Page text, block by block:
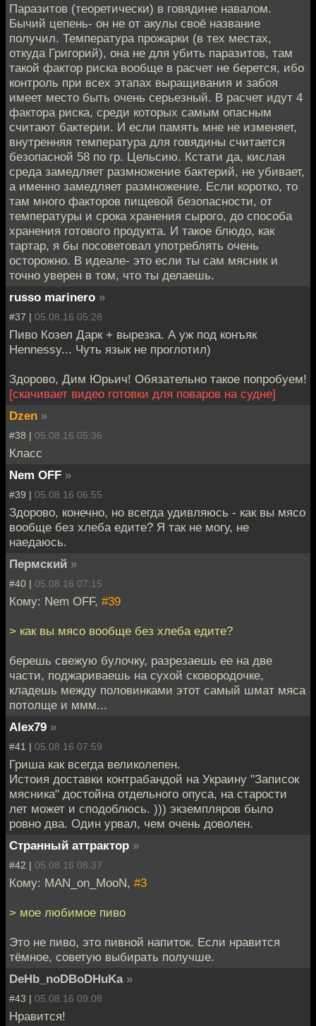
Паразитов (теоретически) в говядине навалом.
Бычий цепень- он не от акулы своё название
получил. Температура прожарки (в тех местах,
откуда Григорий), она не для убить паразитов, там
такой фактор риска вообще в расчет не берется, ибо
контроль при всех этапах выращивания и забоя
имеет место быть очень серьезный. В расчет идут 4
фактора риска, среди которых самым опасным
считают бактерии. И если память мне не изменяет,
внутренняя температура для говядины считается
безопасной 58 по гр. Цельсию. Кстати да, кислая
среда замедляет размножение бактерий, не убивает,
а именно замедляет размножение. Если коротко, то
там много факторов пищевой безопасности, от
температуры и срока хранения сырого, до способа
хранения готового продукта. И такое блюдо, как
тартар, я бы посоветовал употреблять очень
осторожно. В идеале- это если ты сам мясник и
точно уверен в том, что ты делаешь.
russo marinero »
#37 | 05.08.16 05:28
Пиво Козел Дарк + вырезка. А уж под конъяк
Hennessy... Чуть язык не проглотил)
Здорово, Дим Юрьич! Обязательно такое попробуем!
[скачивает видео готовки для поваров на судне]
Dzen »
#38 | 05.08.16 05:36
Класс
Nem OFF »
#39 | 05.08.16 06:55
Здорово, конечно, но всегда удивляюсь - как вы мясо
вообще без хлеба едите? Я так не могу, не
наедаюсь.
Пермский »
#40 | 05.08.16 07:15
Кому: Nem OFF, #39
> как вы мясо вообще без хлеба едите?
берешь свежую булочку, разрезаешь ее на две
части, поджариваешь на сухой сковородочке,
кладешь между половинками этот самый шмат мяса
потолще и ммм...
Alex79 »
#41 | 05.08.16 07:59
Гриша как всегда великолепен.
Истоия доставки контрабандой на Украину "Записок
мясника" достойна отдельного опуса, на старости
лет может и сподоблюсь. ))) экземпляров было
ровно два. Один урвал, чем очень доволен.
Странный аттрактор »
#42 | 05.08.16 08:37
Кому: MAN_on_MooN, #3
> мое любимое пиво
Это не пиво, это пивной напиток. Если нравится
тёмное, советую выбирать получше.
DeHb_noDBoDHuKa »
#43 | 05.08.16 09:08
Нравится!